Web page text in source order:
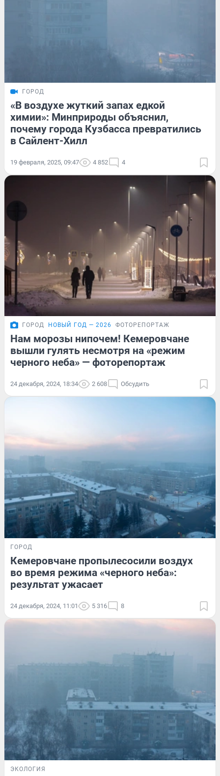
ГОРОД
«В воздухе жуткий запах едкой
химии»: Минприроды объяснил,
почему города Кузбасса превратились
в Сайлент-Хилл
19 февраля, 2025, 09:47 4 852 4
ГОРОД НОВЫЙ ГОД — 2026 ФОТОРЕПОРТАЖ
Нам морозы нипочем! Кемеровчане
вышли гулять несмотря на «режим
черного неба» — фоторепортаж
24 декабря, 2024, 18:34 2 608 Обсудить
ГОРОД
Кемеровчане пропылесосили воздух
во время режима «черного неба»:
результат ужасает
24 декабря, 2024, 11:01 5 316 8
ЭКОЛОГИЯ